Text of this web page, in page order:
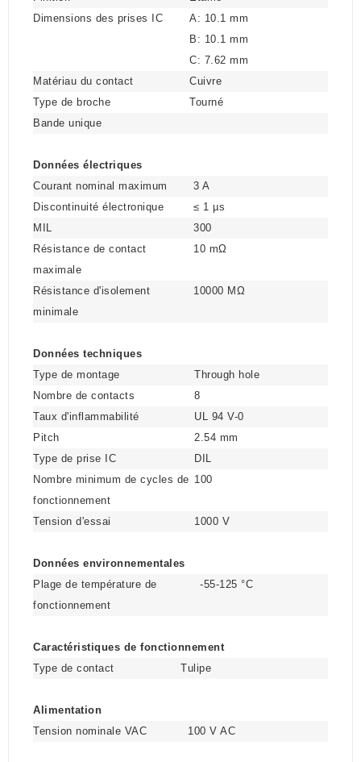
Dimensions des prises IC
A: 10.1 mm
B: 10.1 mm
C: 7.62 mm
Matériau du contact
Cuivre
Type de broche
Tourné
Bande unique
Données électriques
Courant nominal maximum
3 A
Discontinuité électronique
≤ 1 µs
MIL
300
Résistance de contact
maximale
10 mΩ
Résistance d'isolement
minimale
10000 MΩ
Données techniques
Type de montage
Through hole
Nombre de contacts
8
Taux d'inflammabilité
UL 94 V-0
Pitch
2.54 mm
Type de prise IC
DIL
Nombre minimum de cycles de
fonctionnement
100
Tension d'essai 1000 V
Données environnementales
Plage de température de
fonctionnement
-55-125 °C
Caractéristiques de fonctionnement
Type de contact
Tulipe
Alimentation
Tension nominale VAC
100 V AC